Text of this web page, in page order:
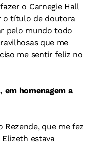
o Carnegie Hall
o título de doutora
pelo mundo todo
que me
me sentir feliz no
em homenagem a
Rezende, que me fez
Elizeth estava